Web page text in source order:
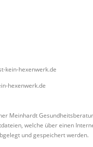
kein-hexenwerk.de
hexenwerk.de
Meinhardt
welche über einen
und gespeichert werden.